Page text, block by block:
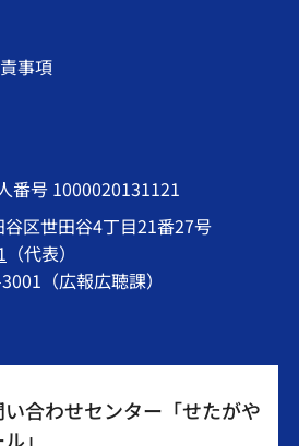
事項
番号 1000020131121
区世田谷4丁目21番27号
（代表）
（広報広聴課）
い合わせセンター「せたがや
」